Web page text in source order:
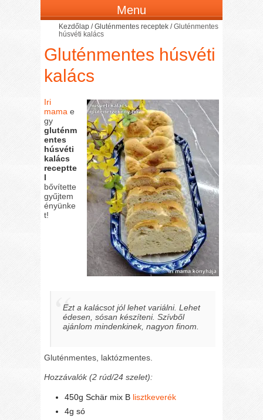
Menu
Kezdőlap /Gluténmentes receptek /Gluténmentes
húsvéti kalács
Gluténmentes húsvéti
kalács
Iri
mama e
gy
gluténm
entes
húsvéti
kalács
receptte
l
bővítette
gyűjtem
ényünke
t!
Ezt a kalácsot jól lehet variálni. Lehet
édesen, sósan készíteni. Szívből
ajánlom mindenkinek, nagyon finom.
Gluténmentes, laktózmentes.
Hozzávalók (2 rúd/24 szelet):
450g Schär mix B lisztkeverék
4g só